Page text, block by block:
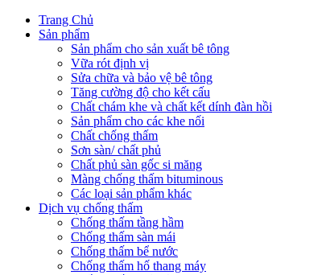
Trang Chủ
Sản phẩm
Sản phẩm cho sản xuất bê tông
Vữa rót định vị
Sửa chữa và bảo vệ bê tông
Tăng cường độ cho kết cấu
Chất chám khe và chất kết dính đàn hồi
Sản phẩm cho các khe nối
Chất chống thấm
Sơn sàn/ chất phủ
Chất phủ sàn gốc si măng
Màng chống thấm bituminous
Các loại sản phẩm khác
Dịch vụ chống thấm
Chống thấm tầng hầm
Chống thấm sàn mái
Chống thấm bể nước
Chống thấm hố thang máy